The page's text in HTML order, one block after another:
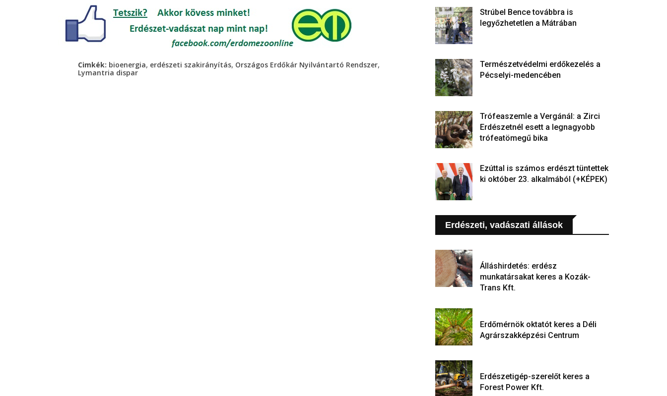
Cimkék: bioenergia, erdészeti szakirányítás, Országos Erdőkár Nyilvántartó Rendszer,
Lymantria dispar
Strúbel Bence továbbra is
legyőzhetetlen a Mátrában
Természetvédelmi erdőkezelés a
Pécselyi-medencében
Trófeaszemle a Vergánál: a Zirci
Erdészetnél esett a legnagyobb
trófeatömegű bika
Ezúttal is számos erdészt tüntettek
ki október 23. alkalmából (+KÉPEK)
Erdészeti, vadászati állások
Álláshirdetés: erdész
munkatársakat keres a Kozák-
Trans Kft.
Erdőmérnök oktatót keres a Déli
Agrárszakképzési Centrum
Erdészetigép-szerelőt keres a
Forest Power Kft.